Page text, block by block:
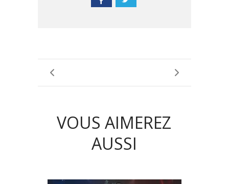
VOUS AIMEREZ
AUSSI